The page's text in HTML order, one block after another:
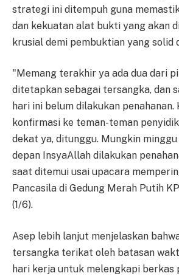
strategi ini ditempuh guna
dan kekuatan alat bukti yang akan
krusial demi pembuktian yang solid
"Memang terakhir ya ada dua dari
ditetapkan sebagai tersangka, dan
hari ini belum dilakukan penahanan.
konfirmasi ke teman-teman
dekat ya, ditunggu. Mungkin
depan InsyaAllah dilakukan
saat ditemui usai upacara
Pancasila di Gedung Merah Putih
(1/6).
Asep lebih lanjut menjelaskan
tersangka terikat oleh batasan
hari kerja untuk melengkapi berkas